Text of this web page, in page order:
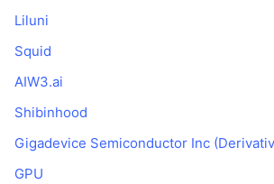
Công nghệ
Phân tích kỹ thuật
MACD
Bảng thuật ngữ
Liluni
Squid
AIW3.ai
Shibinhood
Gigadevice Semiconductor Inc
GPU